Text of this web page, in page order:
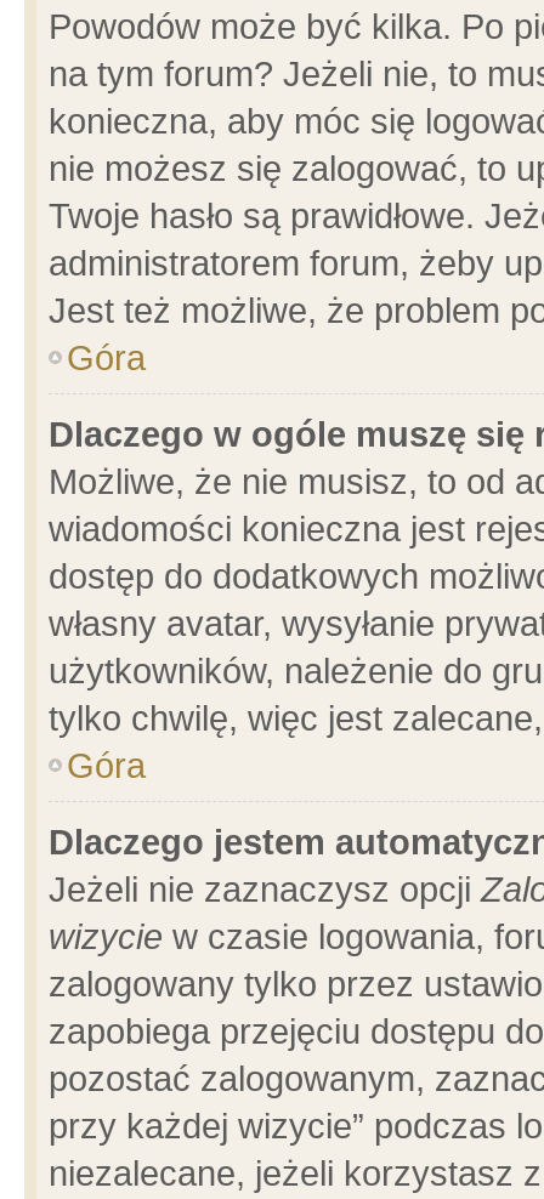
Powodów może być kilka. Po
na tym forum? Jeżeli nie, to
konieczna, aby móc się
nie możesz się zalogować, to
Twoje hasło są prawidłowe.
administratorem forum, żeby
Jest też możliwe, że problem
Góra
Dlaczego w ogóle muszę się
Możliwe, że nie musisz, to od
wiadomości konieczna jest
dostęp do dodatkowych
własny avatar, wysyłanie
użytkowników, należenie do
tylko chwilę, więc jest
Góra
Dlaczego jestem
Jeżeli nie zaznaczysz opcji
wizycie w czasie logowania,
zalogowany tylko przez
zapobiega przejęciu dostępu
pozostać zalogowanym,
przy każdej wizycie” podczas
niezalecane, jeżeli korzystasz